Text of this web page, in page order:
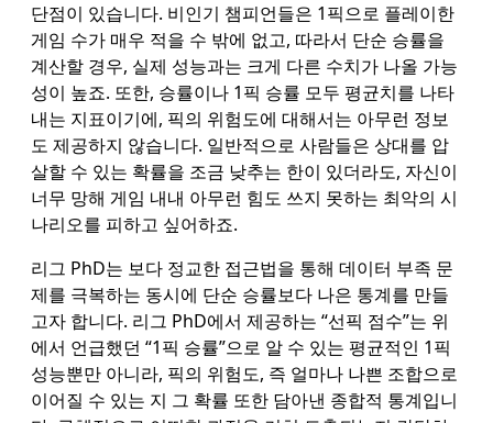
단점이 있습니다. 비인기 챔피언들은 1픽으로 플레이한
게임 수가 매우 적을 수 밖에 없고, 따라서 단순 승률을
계산할 경우, 실제 성능과는 크게 다른 수치가 나올 가능
성이 높죠. 또한, 승률이나 1픽 승률 모두 평균치를 나타
내는 지표이기에, 픽의 위험도에 대해서는 아무런 정보
도 제공하지 않습니다. 일반적으로 사람들은 상대를 압
살할 수 있는 확률을 조금 낮추는 한이 있더라도, 자신이
너무 망해 게임 내내 아무런 힘도 쓰지 못하는 최악의 시
나리오를 피하고 싶어하죠.
리그 PhD는 보다 정교한 접근법을 통해 데이터 부족 문
제를 극복하는 동시에 단순 승률보다 나은 통계를 만들
고자 합니다. 리그 PhD에서 제공하는 “선픽 점수”는 위
에서 언급했던 “1픽 승률”으로 알 수 있는 평균적인 1픽
성능뿐만 아니라, 픽의 위험도, 즉 얼마나 나쁜 조합으로
이어질 수 있는 지 그 확률 또한 담아낸 종합적 통계입니